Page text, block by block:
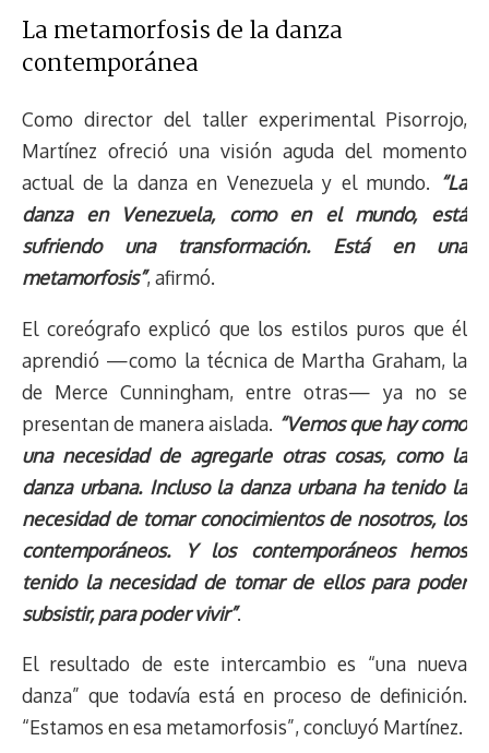
La metamorfosis de la danza
contemporánea
Como director del taller experimental Pisorrojo,
Martínez ofreció una visión aguda del momento
actual de la danza en Venezuela y el mundo. “La
danza en Venezuela, como en el mundo, está
sufriendo una transformación. Está en una
metamorfosis”, afirmó.
El coreógrafo explicó que los estilos puros que él
aprendió —como la técnica de Martha Graham, la
de Merce Cunningham, entre otras— ya no se
presentan de manera aislada. “Vemos que hay como
una necesidad de agregarle otras cosas, como la
danza urbana. Incluso la danza urbana ha tenido la
necesidad de tomar conocimientos de nosotros, los
contemporáneos. Y los contemporáneos hemos
tenido la necesidad de tomar de ellos para poder
subsistir, para poder vivir”.
El resultado de este intercambio es “una nueva
danza” que todavía está en proceso de definición.
“Estamos en esa metamorfosis”, concluyó Martínez.